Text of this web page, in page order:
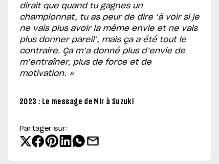
dirait que quand tu gagnes un
championnat, tu as peur de dire ‘à voir si je
ne vais plus avoir la même envie et ne vais
plus donner pareil’, mais ça a été tout le
contraire. Ça m’a donné plus d’envie de
m’entraîner, plus de force et de
motivation. »
2023 : Le message de Mir à Suzuki
Partager sur: